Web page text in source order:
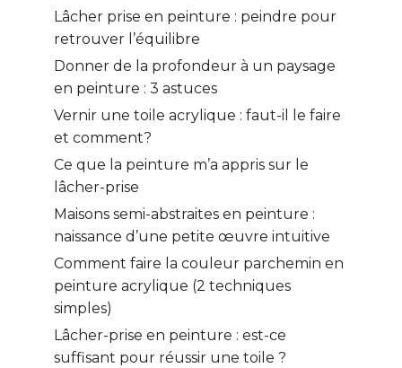
Lâcher prise en peinture : peindre pour
retrouver l’équilibre
Donner de la profondeur à un paysage
en peinture : 3 astuces
Vernir une toile acrylique : faut-il le faire
et comment?
Ce que la peinture m’a appris sur le
lâcher-prise
Maisons semi-abstraites en peinture :
naissance d’une petite œuvre intuitive
Comment faire la couleur parchemin en
peinture acrylique (2 techniques
simples)
Lâcher-prise en peinture : est-ce
suffisant pour réussir une toile ?